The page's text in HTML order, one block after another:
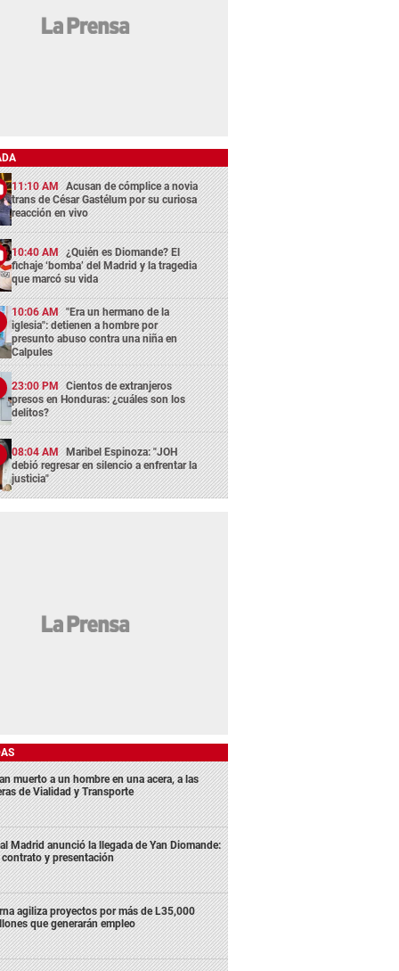
11:10 AM Acusan de cómplice a novia
trans de César Gastélum por su curiosa
reacción en vivo
10:40 AM ¿Quién es Diomande? El
fichaje ‘bomba’ del Madrid y la tragedia
que marcó su vida
10:06 AM "Era un hermano de la
iglesia": detienen a hombre por
presunto abuso contra una niña en
Calpules
23:00 PM Cientos de extranjeros
presos en Honduras: ¿cuáles son los
delitos?
08:04 AM Maribel Espinoza: "JOH
debió regresar en silencio a enfrentar la
justicia"
muerto a un hombre en una acera, a las
de Vialidad y Transporte
Madrid anunció la llegada de Yan Diomande:
y presentación
agiliza proyectos por más de L35,000
que generarán empleo